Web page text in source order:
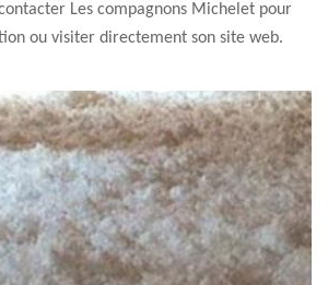
Les compagnons Michelet pour
ou visiter directement son site web.